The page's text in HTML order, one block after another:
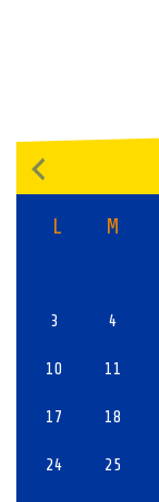
L M
3 4
10 11
17 18
24 25